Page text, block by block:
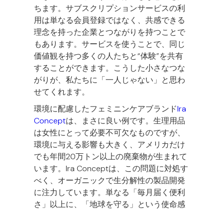
ちます。サブスクリプションサービスの利
用は単なる会員登録ではなく、共感できる
理念を持った企業とつながりを持つことで
もあります。サービスを使うことで、同じ
価値観を持つ多くの人たちと“体験”を共有
することができます。こうした小さなつな
がりが、私たちに「一人じゃない」と思わ
せてくれます。
環境に配慮したフェミニンケアブランドIra
Conceptは、まさに良い例です。生理用品
は女性にとって必要不可欠なものですが、
環境に与える影響も大きく、アメリカだけ
でも年間20万トン以上の廃棄物が生まれて
います。Ira Conceptは、この問題に対処す
べく、オーガニックで生分解性の製品開発
に注力しています。単なる「毎月届く便利
さ」以上に、「地球を守る」という使命感